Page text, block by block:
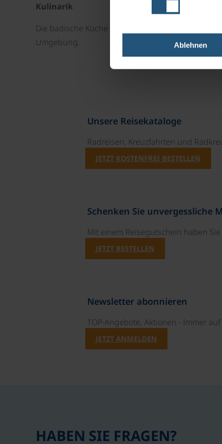
Ablehnen
Kulinarik
Die badische Küche prägt das kulinarische
Umgebung.
Unsere Reisekataloge
Radreisen, Kreuzfahrten und
JETZT KOSTENFREI BESTELLEN
Schenken Sie unvergessliche
Mit einem Reisegutschein haben
JETZT BESTELLEN
Newsletter abonnieren
TOP-Angebote, Aktionen - Immer
JETZT ANMELDEN
HABEN SIE FRAGEN?